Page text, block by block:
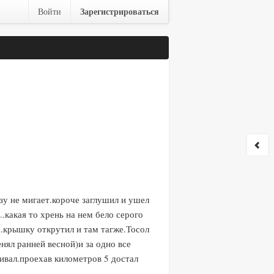
Войти Зарегистрироваться
не мигает.короче заглушил и ушел
то хрень на нем бело серого
открутил и там тагже.Тосол
ранней весной)и за одно все
километров 5 достал